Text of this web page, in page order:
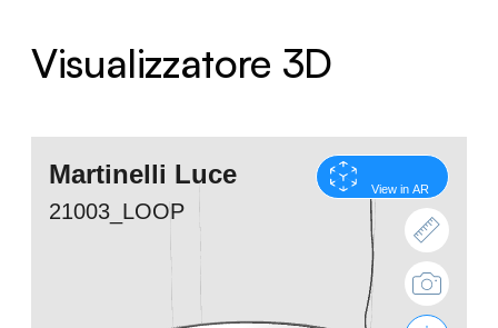
Visualizzatore 3D